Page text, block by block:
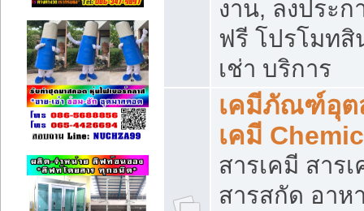
งาน, ลงประ
ฟรี โปรโมท
เช่า บริการ
เคมีภัณฑ์อุต
เคมี
สารเคมี สาร
สารสกัด อาห